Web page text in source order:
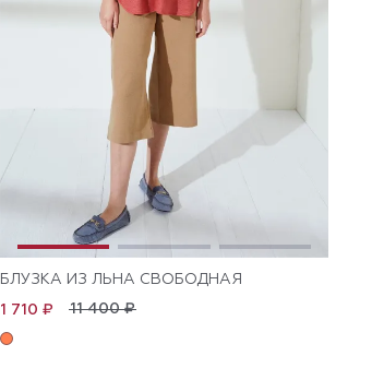
БЛУЗКА ИЗ ЛЬНА СВОБОДНАЯ
11 400 ₽
1 710 ₽